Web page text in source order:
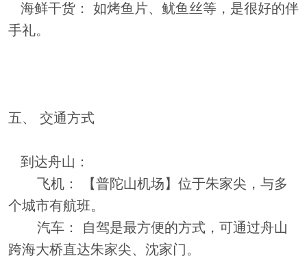
海鲜干货： 如烤鱼片、鱿鱼丝等，是很好的伴
手礼。
五、 交通方式
到达舟山：
飞机： 【普陀山机场】位于朱家尖，与多
个城市有航班。
汽车： 自驾是最方便的方式，可通过舟山
跨海大桥直达朱家尖、沈家门。